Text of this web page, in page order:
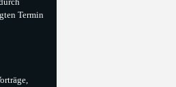
Termin